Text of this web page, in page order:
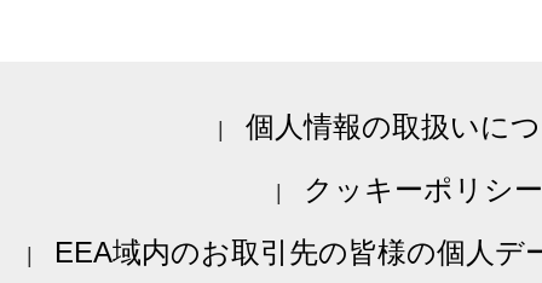
個人情報の取扱いに
クッキーポリシー
EEA域内のお取引先の皆様の個人デ